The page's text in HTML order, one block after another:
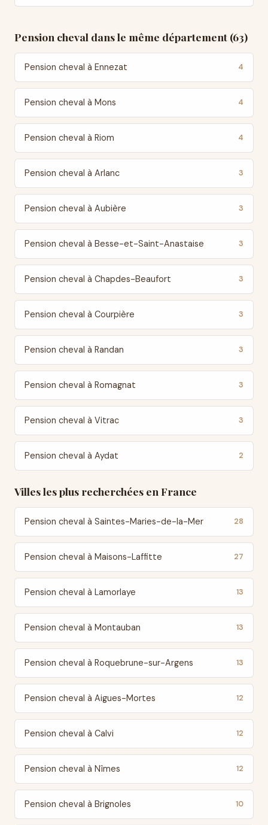
Pension cheval dans le même département (63)
Pension cheval à Ennezat 4
Pension cheval à Mons 4
Pension cheval à Riom 4
Pension cheval à Arlanc 3
Pension cheval à Aubière 3
Pension cheval à Besse-et-Saint-Anastaise 3
Pension cheval à Chapdes-Beaufort 3
Pension cheval à Courpière 3
Pension cheval à Randan 3
Pension cheval à Romagnat 3
Pension cheval à Vitrac 3
Pension cheval à Aydat 2
Villes les plus recherchées en France
Pension cheval à Saintes-Maries-de-la-Mer 28
Pension cheval à Maisons-Laffitte 27
Pension cheval à Lamorlaye 13
Pension cheval à Montauban 13
Pension cheval à Roquebrune-sur-Argens 13
Pension cheval à Aigues-Mortes 12
Pension cheval à Calvi 12
Pension cheval à Nîmes 12
Pension cheval à Brignoles 10